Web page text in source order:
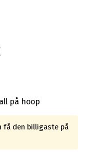
på hoop
få den billigaste på